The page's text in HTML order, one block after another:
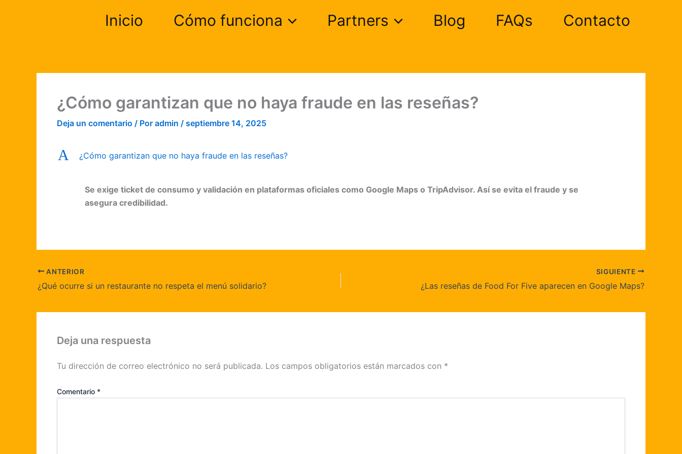
Inicio Cómo funciona Partners Blog FAQs Contacto
¿Cómo garantizan que no haya fraude en las reseñas?
Deja un comentario / Por admin / septiembre 14, 2025
A ¿Cómo garantizan que no haya fraude en las reseñas?
Se exige ticket de consumo y validación en plataformas oficiales como Google Maps o TripAdvisor. Así se evita el fraude y se
asegura credibilidad.
ANTERIOR
¿Qué ocurre si un restaurante no respeta el menú solidario?
SIGUIENTE
¿Las reseñas de Food For Five aparecen en Google Maps?
Deja una respuesta
Tu dirección de correo electrónico no será publicada. Los campos obligatorios están marcados con *
Comentario *